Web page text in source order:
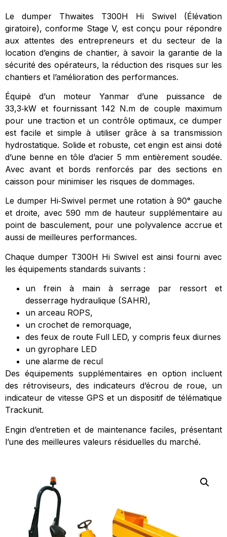
Le dumper Thwaites T300H Hi Swivel (Élévation
giratoire), conforme StageV, est conçu pour répondre
aux attentes des entrepreneurs et du secteur de la
location d’engins de chantier, à savoir la garantie de la
sécurité des opérateurs, la réduction des risques sur les
chantiers et l’amélioration des performances.
Équipé d’un moteur Yanmar d’une puissance de
33,3‑kWet fournissant 142 N.m de couple maximum
pour une traction et un contrôle optimaux, ce dumper
est facile et simple à utiliser grâce à sa transmission
hydrostatique. Solide et robuste, cet engin est ainsi doté
d’une benne en tôle d’acier 5 mm entièrement soudée.
Avec avant et bords renforcés par des sections en
caisson pour minimiser les risques de dommages.
Le dumper Hi‑Swivel permet une rotation à 90° gauche
et droite, avec 590 mm de hauteur supplémentaire au
pointde basculement, pour une polyvalence accrue et
aussi de meilleures performances.
Chaque dumper T300H Hi Swivel est ainsi fourni avec
les équipements standards suivants :
un frein à main àserrage par ressort et
desserrage hydraulique (SAHR),
un arceau ROPS,
un crochet de remorquage,
des feux de route Full LED, y compris feux diurnes
un gyrophare LED
une alarme de recul
Des équipements supplémentaires en option incluent
des rétroviseurs,des indicateurs d’écrou de roue, un
indicateur de vitesse GPS et un dispositif de télématique
Trackunit.
Engin d’entretien et de maintenance faciles, présentant
l’une des meilleures valeurs résiduelles du marché.